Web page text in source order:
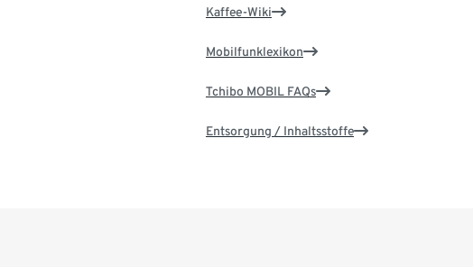
Kaffee-Wiki
Mobilfunklexikon
Tchibo MOBIL FAQs
Entsorgung / Inhaltsstoffe